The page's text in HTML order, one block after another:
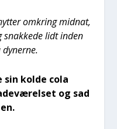
omkring mid­nat,
lidt inden
kol­de cola
og sad